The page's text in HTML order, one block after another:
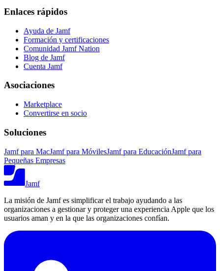
Enlaces rápidos
Ayuda de Jamf
Formación y certificaciones
Comunidad Jamf Nation
Blog de Jamf
Cuenta Jamf
Asociaciones
Marketplace
Convertirse en socio
Soluciones
Jamf para MacJamf para MóvilesJamf para EducaciónJamf para
Pequeñas Empresas
Jamf
La misión de Jamf es simplificar el trabajo ayudando a las
organizaciones a gestionar y proteger una experiencia Apple que los
usuarios aman y en la que las organizaciones confían.